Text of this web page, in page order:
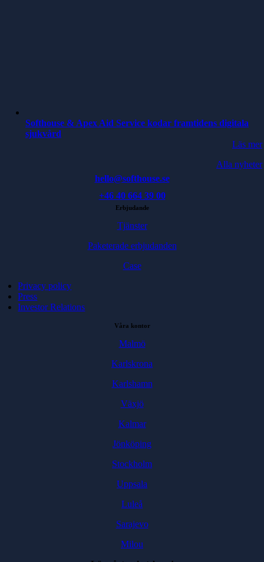
Softhouse & Apex Aid Service kodar framtidens digitala
sjukvård
Läs mer
Alla nyheter
hello@softhouse.se
+46 40 664 39 00
Erbjudande
Tjänster
Paketerade erbjudanden
Case
Privacy policy
Press
Investor Relations
Våra kontor
Malmö
Karlskrona
Karlshamn
Växjö
Kalmar
Jönköping
Stockholm
Uppsala
Luleå
Sarajevo
Milou